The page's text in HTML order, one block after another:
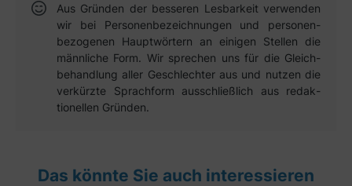
Aus Gründen der besseren Lesbar­keit verwen­den
wir bei Personen­bezeich­nungen und personen­
bezogenen Haupt­wörtern an einigen Stellen die
männ­liche Form. Wir sprechen uns für die Gleich­
behandlung aller Geschlechter aus und nutzen die
verkürzte Sprach­form aus­schließ­lich aus redak­
tionellen Gründen.
Das könnte Sie auch interessieren